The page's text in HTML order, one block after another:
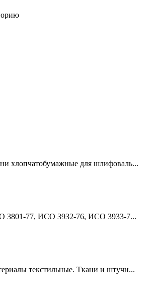
хлопчатобумажные для шлифоваль...
3801-77, ИСО 3932-76, ИСО 3933-7...
текстильные. Ткани и штучн...